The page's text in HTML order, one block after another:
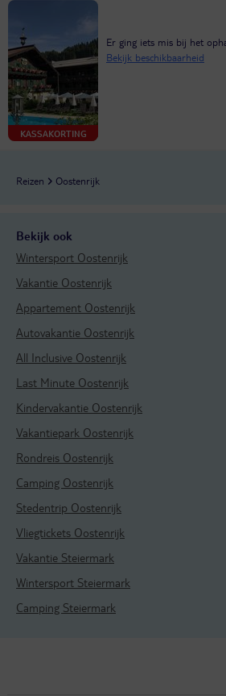
KASSAKORTING
Er ging iets mis bij het
Bekijk beschikbaarheid
Reizen Oostenrijk
Bekijk ook
Wintersport Oostenrijk
Vakantie Oostenrijk
Appartement Oostenrijk
Autovakantie Oostenrijk
All Inclusive Oostenrijk
Last Minute Oostenrijk
Kindervakantie Oostenrijk
Vakantiepark Oostenrijk
Rondreis Oostenrijk
Camping Oostenrijk
Stedentrip Oostenrijk
Vliegtickets Oostenrijk
Vakantie Steiermark
Wintersport Steiermark
Camping Steiermark